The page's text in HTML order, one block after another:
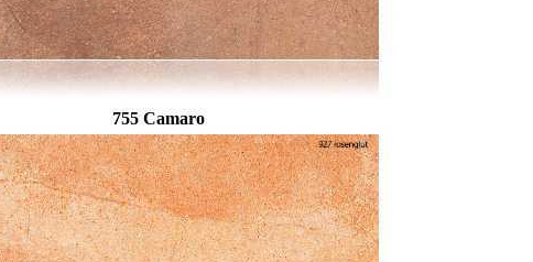
755 Camaro